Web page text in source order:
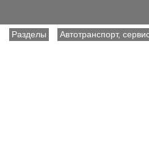
Разделы Автотранспорт,